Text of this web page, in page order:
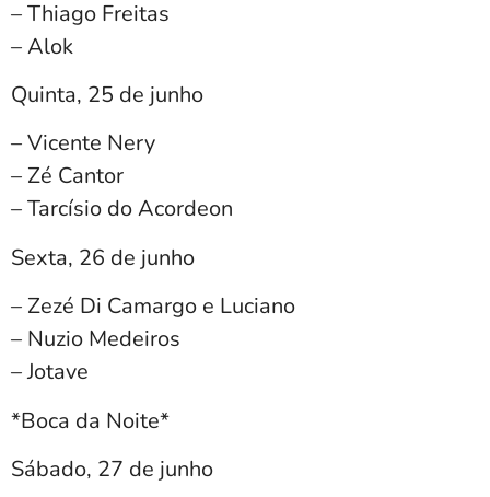
– Thiago Freitas
– Alok
Quinta, 25 de junho
– Vicente Nery
– Zé Cantor
– Tarcísio do Acordeon
Sexta, 26 de junho
– Zezé Di Camargo e Luciano
– Nuzio Medeiros
– ⁠Jotave
*Boca da Noite*
Sábado, 27 de junho